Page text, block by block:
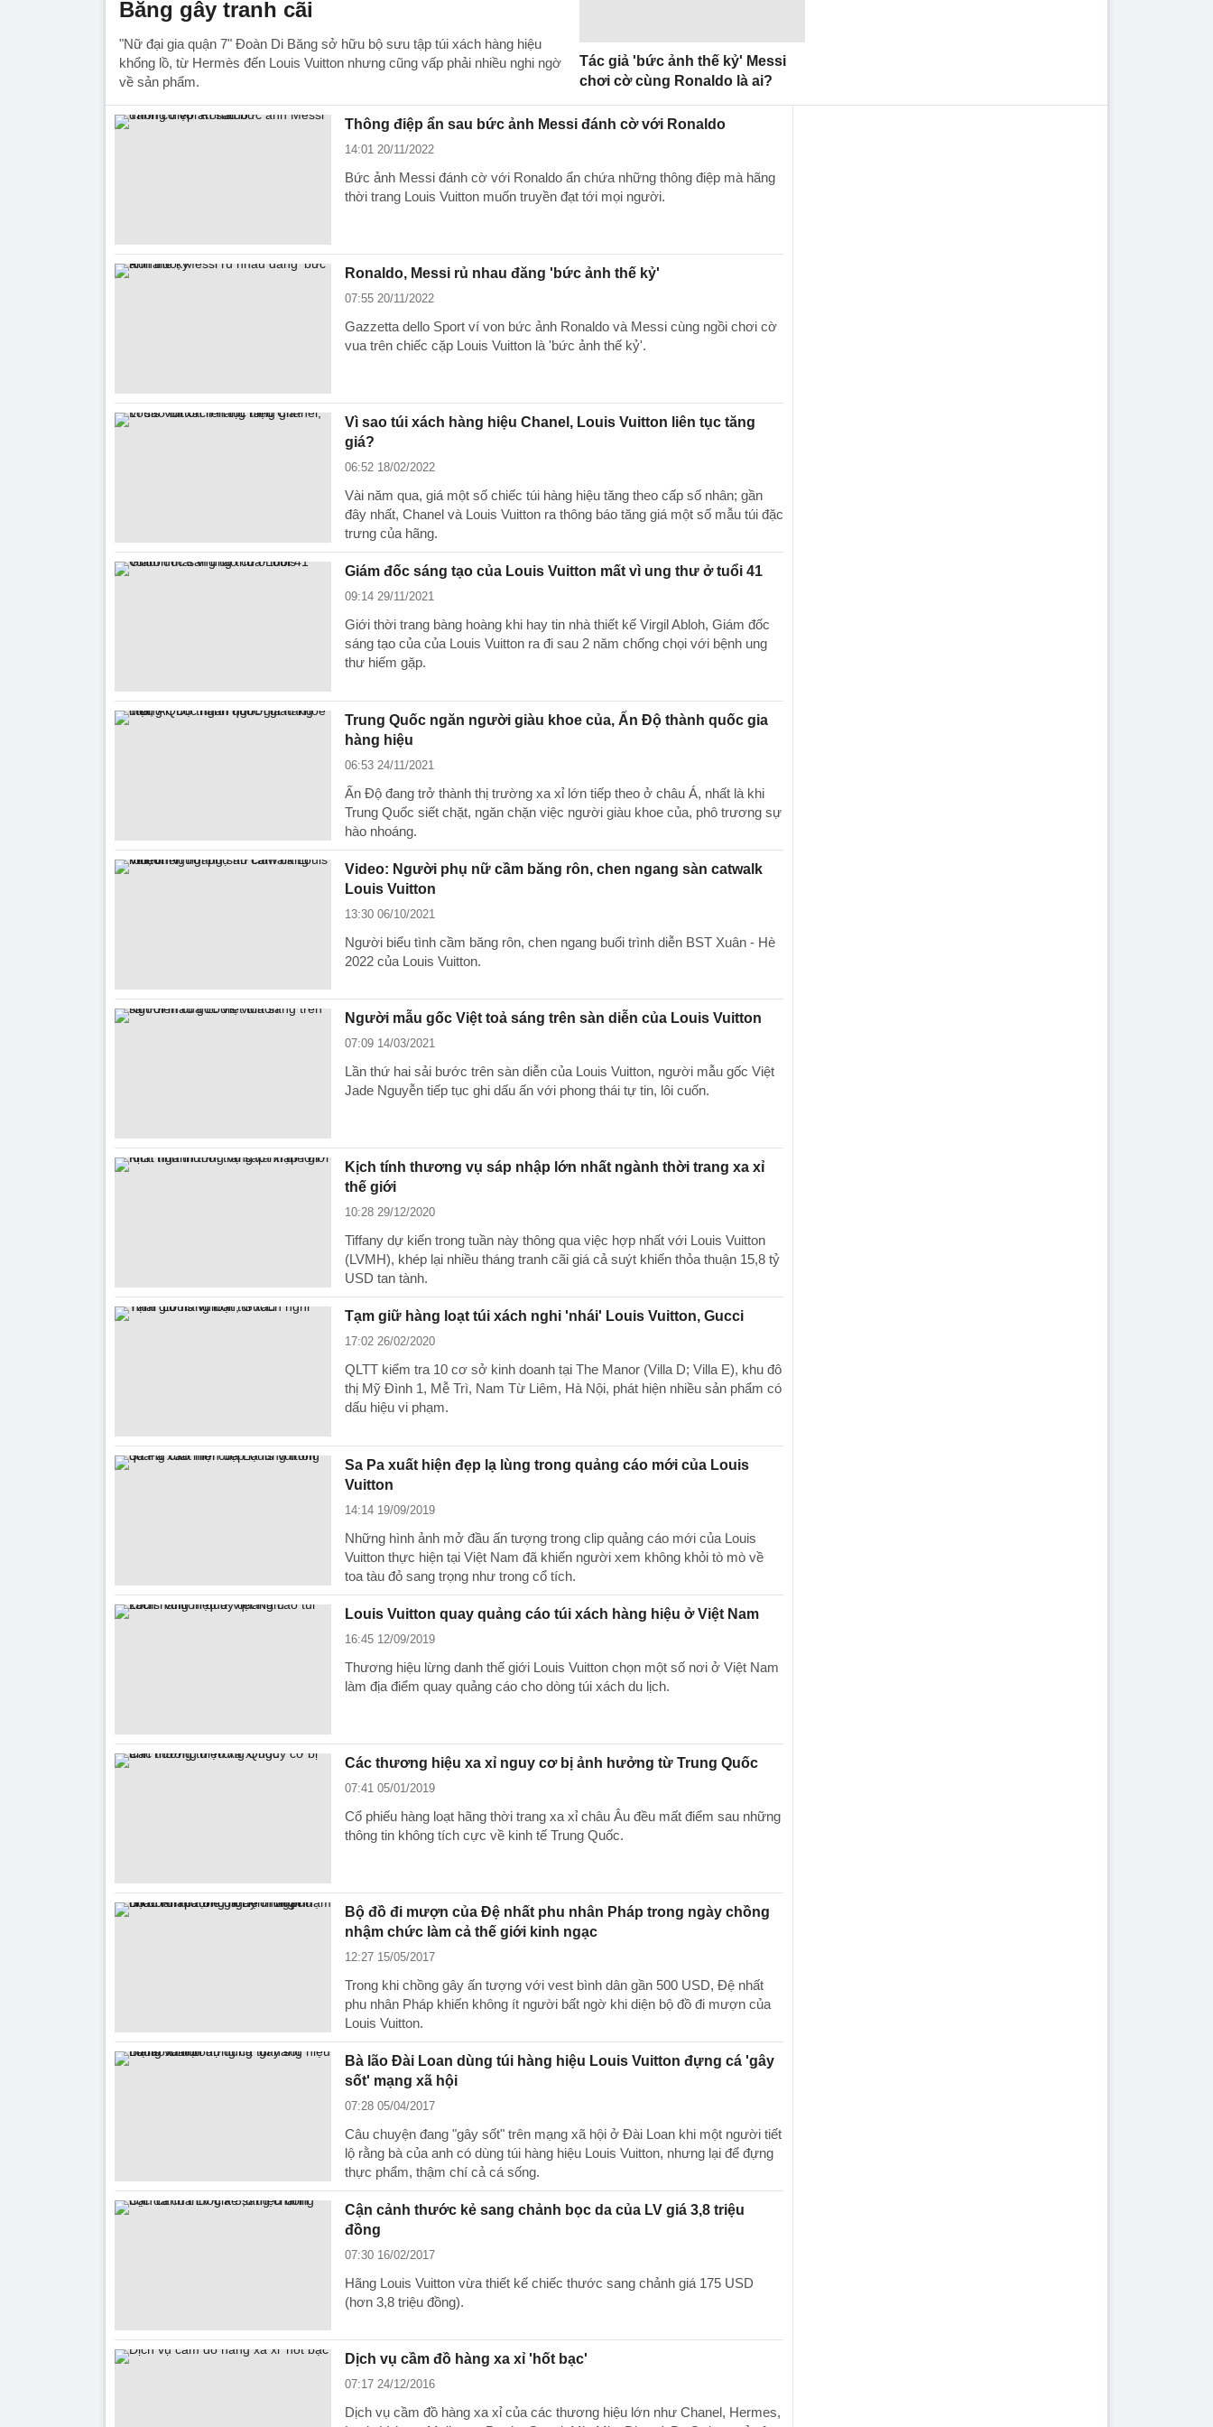
Băng gây tranh cãi
"Nữ đại gia quận 7" Đoàn Di Băng sở hữu bộ sưu tập túi xách hàng hiệu
khổng lồ, từ Hermès đến Louis Vuitton nhưng cũng vấp phải nhiều nghi ngờ
về sản phẩm.
Tác giả 'bức ảnh thế kỷ' Messi
chơi cờ cùng Ronaldo là ai?
Thông điệp ẩn sau bức ảnh Messi đánh cờ với Ronaldo
14:01 20/11/2022
Bức ảnh Messi đánh cờ với Ronaldo ẩn chứa những thông điệp mà hãng
thời trang Louis Vuitton muốn truyền đạt tới mọi người.
Ronaldo, Messi rủ nhau đăng 'bức ảnh thế kỷ'
07:55 20/11/2022
Gazzetta dello Sport ví von bức ảnh Ronaldo và Messi cùng ngồi chơi cờ
vua trên chiếc cặp Louis Vuitton là 'bức ảnh thế kỷ'.
Vì sao túi xách hàng hiệu Chanel, Louis Vuitton liên tục tăng
giá?
06:52 18/02/2022
Vài năm qua, giá một số chiếc túi hàng hiệu tăng theo cấp số nhân; gần
đây nhất, Chanel và Louis Vuitton ra thông báo tăng giá một số mẫu túi đặc
trưng của hãng.
Giám đốc sáng tạo của Louis Vuitton mất vì ung thư ở tuổi 41
09:14 29/11/2021
Giới thời trang bàng hoàng khi hay tin nhà thiết kế Virgil Abloh, Giám đốc
sáng tạo của của Louis Vuitton ra đi sau 2 năm chống chọi với bệnh ung
thư hiếm gặp.
Trung Quốc ngăn người giàu khoe của, Ấn Độ thành quốc gia
hàng hiệu
06:53 24/11/2021
Ấn Độ đang trở thành thị trường xa xỉ lớn tiếp theo ở châu Á, nhất là khi
Trung Quốc siết chặt, ngăn chặn việc người giàu khoe của, phô trương sự
hào nhoáng.
Video: Người phụ nữ cầm băng rôn, chen ngang sàn catwalk
Louis Vuitton
13:30 06/10/2021
Người biểu tình cầm băng rôn, chen ngang buổi trình diễn BST Xuân - Hè
2022 của Louis Vuitton.
Người mẫu gốc Việt toả sáng trên sàn diễn của Louis Vuitton
07:09 14/03/2021
Lần thứ hai sải bước trên sàn diễn của Louis Vuitton, người mẫu gốc Việt
Jade Nguyễn tiếp tục ghi dấu ấn với phong thái tự tin, lôi cuốn.
Kịch tính thương vụ sáp nhập lớn nhất ngành thời trang xa xỉ
thế giới
10:28 29/12/2020
Tiffany dự kiến trong tuần này thông qua việc hợp nhất với Louis Vuitton
(LVMH), khép lại nhiều tháng tranh cãi giá cả suýt khiến thỏa thuận 15,8 tỷ
USD tan tành.
Tạm giữ hàng loạt túi xách nghi 'nhái' Louis Vuitton, Gucci
17:02 26/02/2020
QLTT kiểm tra 10 cơ sở kinh doanh tại The Manor (Villa D; Villa E), khu đô
thị Mỹ Đình 1, Mễ Trì, Nam Từ Liêm, Hà Nội, phát hiện nhiều sản phẩm có
dấu hiệu vi phạm.
Sa Pa xuất hiện đẹp lạ lùng trong quảng cáo mới của Louis
Vuitton
14:14 19/09/2019
Những hình ảnh mở đầu ấn tượng trong clip quảng cáo mới của Louis
Vuitton thực hiện tại Việt Nam đã khiến người xem không khỏi tò mò về
toa tàu đỏ sang trọng như trong cổ tích.
Louis Vuitton quay quảng cáo túi xách hàng hiệu ở Việt Nam
16:45 12/09/2019
Thương hiệu lừng danh thế giới Louis Vuitton chọn một số nơi ở Việt Nam
làm địa điểm quay quảng cáo cho dòng túi xách du lịch.
Các thương hiệu xa xỉ nguy cơ bị ảnh hưởng từ Trung Quốc
07:41 05/01/2019
Cổ phiếu hàng loạt hãng thời trang xa xỉ châu Âu đều mất điểm sau những
thông tin không tích cực về kinh tế Trung Quốc.
Bộ đồ đi mượn của Đệ nhất phu nhân Pháp trong ngày chồng
nhậm chức làm cả thế giới kinh ngạc
12:27 15/05/2017
Trong khi chồng gây ấn tượng với vest bình dân gần 500 USD, Đệ nhất
phu nhân Pháp khiến không ít người bất ngờ khi diện bộ đồ đi mượn của
Louis Vuitton.
Bà lão Đài Loan dùng túi hàng hiệu Louis Vuitton đựng cá 'gây
sốt' mạng xã hội
07:28 05/04/2017
Câu chuyện đang "gây sốt" trên mạng xã hội ở Đài Loan khi một người tiết
lộ rằng bà của anh có dùng túi hàng hiệu Louis Vuitton, nhưng lại để đựng
thực phẩm, thậm chí cả cá sống.
Cận cảnh thước kẻ sang chảnh bọc da của LV giá 3,8 triệu
đồng
07:30 16/02/2017
Hãng Louis Vuitton vừa thiết kế chiếc thước sang chảnh giá 175 USD
(hơn 3,8 triệu đồng).
Dịch vụ cầm đồ hàng xa xỉ 'hốt bạc'
07:17 24/12/2016
Dịch vụ cầm đồ hàng xa xỉ của các thương hiệu lớn như Chanel, Hermes,